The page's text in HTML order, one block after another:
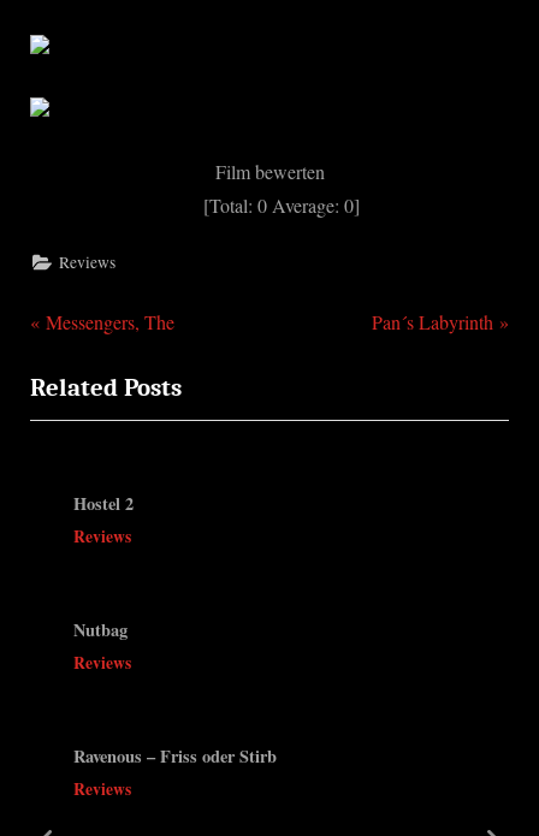
Film bewerten
[Total: 0 Average: 0]
Reviews
Beitragsnavigation
P
e
v
Messengers, The
N
t
Pan´s Labyrinth
Related Posts
Hostel 2
Reviews
Nutbag
Reviews
Ravenous – Friss oder Stirb
Reviews